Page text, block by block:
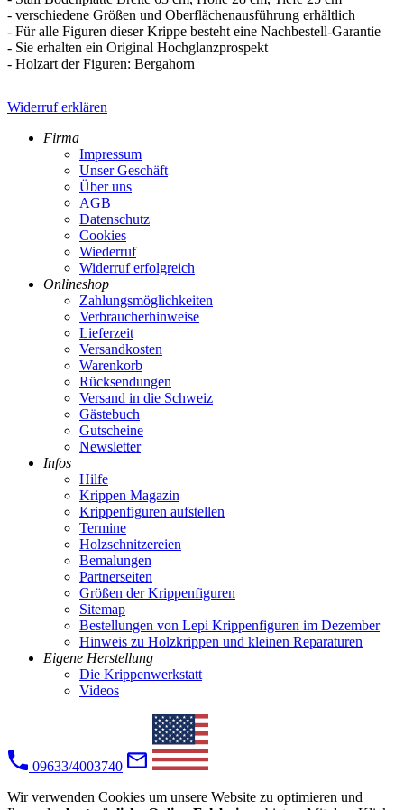
- verschiedene Größen und Oberflächenausführung erhältlich
- Für alle Figuren dieser Krippe besteht eine Nachbestell-Garantie
- Sie erhalten ein Original Hochglanzprospekt
- Holzart der Figuren: Bergahorn
Widerruf erklären
Firma
Impressum
Unser Geschäft
Über uns
AGB
Datenschutz
Cookies
Wiederruf
Widerruf erfolgreich
Onlineshop
Zahlungsmöglichkeiten
Verbraucherhinweise
Lieferzeit
Versandkosten
Warenkorb
Rücksendungen
Versand in die Schweiz
Gästebuch
Gutscheine
Newsletter
Infos
Hilfe
Krippen Magazin
Krippenfiguren aufstellen
Termine
Holzschnitzereien
Bemalungen
Partnerseiten
Größen der Krippenfiguren
Sitemap
Bestellungen von Lepi Krippenfiguren im Dezember
Hinweis zu Holzkrippen und kleinen Reparaturen
Eigene Herstellung
Die Krippenwerkstatt
Videos
09633/4003740
Wir verwenden Cookies um unsere Website zu optimieren und